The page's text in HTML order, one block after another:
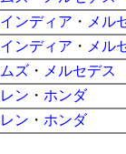
ンディア ・ メル
ンディア ・ メル
ズ ・ メルセデス
ン ・ ホンダ
ン ・ ホンダ